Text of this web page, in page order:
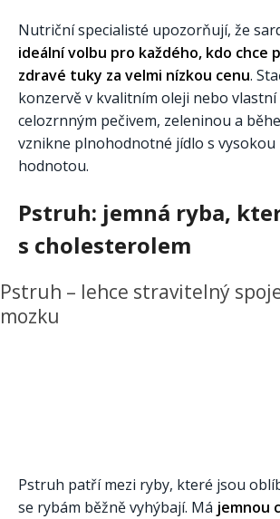
Nutriční specialisté upozorňují, že
ideální volbu pro každého, kdo chce
zdravé tuky za velmi nízkou cenu.
konzervě v kvalitním oleji nebo
celozrnným pečivem, zeleninou a
vznikne plnohodnotné jídlo s
hodnotou.
Pstruh: jemná ryba,
s cholesterolem
Pstruh – lehce stravitelný
mozku
Pstruh patří mezi ryby, které jsou
se rybám běžně vyhýbají. Má jemnou